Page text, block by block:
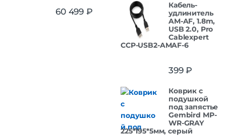
60 499 ₽
Кабель-
удлинитель
AM-AF, 1.8m,
USB 2.0, Pro
Cablexpert
CCP-USB2-AMAF-6
399₽
Коврик с
подушкой
под запястье
Gembird MP-
WR-GRAY
225*195*5мм, серый